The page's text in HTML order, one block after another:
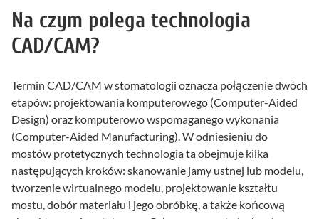
Na czym polega technologia
CAD/CAM?
Termin CAD/CAM w stomatologii oznacza połączenie dwóch
etapów: projektowania komputerowego (Computer-Aided
Design) oraz komputerowo wspomaganego wykonania
(Computer-Aided Manufacturing). W odniesieniu do
mostów protetycznych technologia ta obejmuje kilka
następujących kroków: skanowanie jamy ustnej lub modelu,
tworzenie wirtualnego modelu, projektowanie kształtu
mostu, dobór materiału i jego obróbkę, a także końcową